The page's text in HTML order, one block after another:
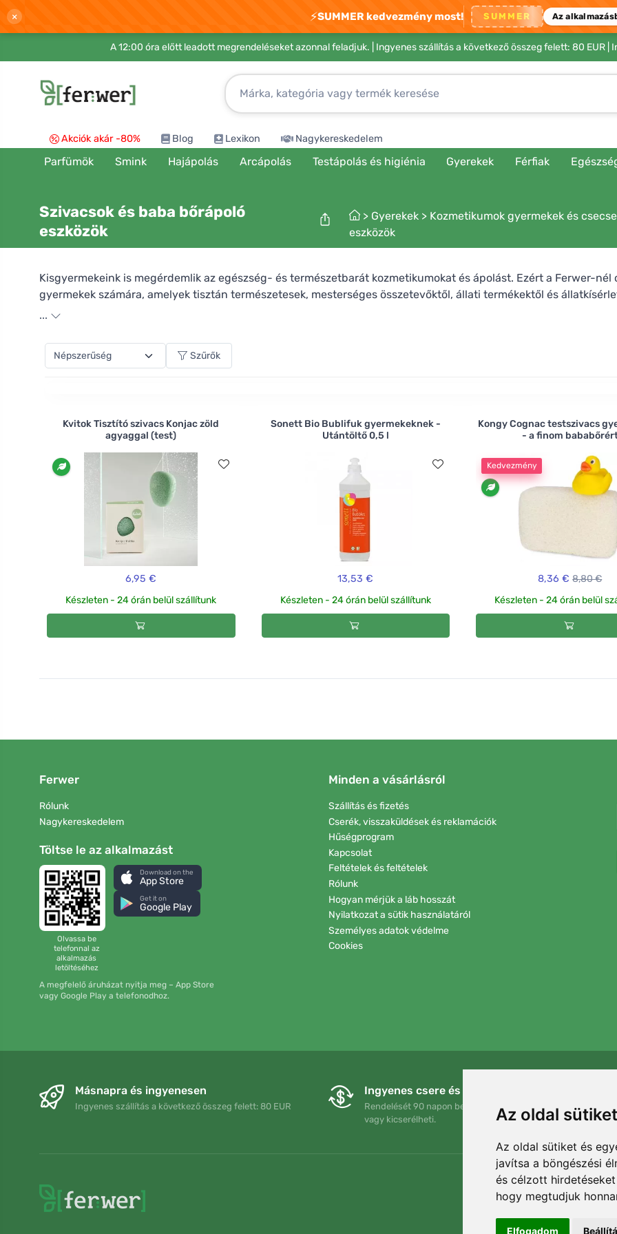
Az oldal
Az oldal sütiket és
javítsa a böngészési
és célzott
hogy megtudjuk
Elfogadom
× ⚡SUMMER kedvezmény most! SUMMER Az
A 12:00 óra előtt leadott megrendeléseket azonnal feladjuk. | Ingyenes szállítás a következő összeg felett: 80 EUR |
Akciók akár -80% Blog Lexikon Nagykereskedelem
Parfümök Smink Hajápolás Arcápolás Testápolás és higiénia Gyerekek Férfiak
> Gyerekek> Kozmetikumok gyermekek és
eszközök
Szivacsok és baba bőrápoló
eszközök
Kisgyermekeink is megérdemlik az egészség- és természetbarát kozmetikumokat és ápolást. Ezért a Ferwer-
gyermekek számára, amelyek tisztán természetesek, mesterséges összetevőktől, állati termékektől és
pedig kiegészítheti más természetes higiéniai segédeszközökkel. Próbálja ki például a Koryak szivacsot az
szükségesnél jobban.
...
Szűrők
Kvitok Tisztító szivacs Konjac zöld
agyaggal (test)
6,95 €
Készleten - 24 órán belül szállítunk
Sonett Bio Bublifuk gyermekeknek -
Utántöltő 0,5 l
13,53 €
Készleten - 24 órán belül szállítunk
Kongy Cognac testszivacs
- a finom
Kedvezmény
8,36 € 8,80 €
Készleten - 24 órán belül
Ferwer
Rólunk
Nagykereskedelem
Töltse le az alkalmazást
Olvassa be
telefonnal az
alkalmazás
letöltéséhez
Download on the
App Store
Get it on
Google Play
A megfelelő áruházat nyitja meg – App Store
vagy Google Play a telefonodhoz.
Minden a vásárlásról
Szállítás és fizetés
Cserék, visszaküldések és reklamációk
Hűségprogram
Kapcsolat
Feltételek és feltételek
Rólunk
Hogyan mérjük a láb hosszát
Nyilatkozat a sütik használatáról
Személyes adatok védelme
Cookies
Másnapra és ingyenesen
Ingyenes szállítás a következő összeg felett: 80 EUR
Ingyenes csere és visszaküldés
Rendelését 90 napon belül bármikor visszaküldheti
vagy kicserélheti.